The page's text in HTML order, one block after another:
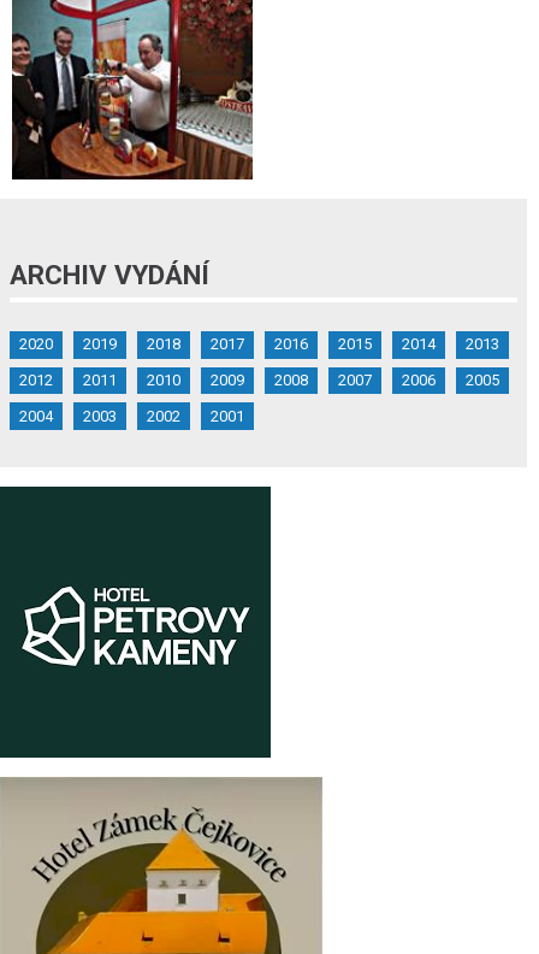
ARCHIV VYDÁNÍ
2020 2019 2018 2017 2016 2015 2014
2013
2012
2011 2010 2009 2008 2007 2006
2005
2004
2003 2002 2001